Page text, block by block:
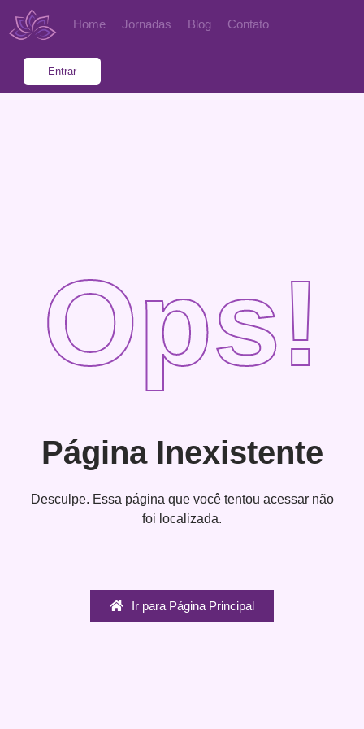
Home Jornadas Blog Contato
Entrar
Ops!
Página Inexistente
Desculpe. Essa página que você tentou acessar não
foi localizada.
Ir para Página Principal